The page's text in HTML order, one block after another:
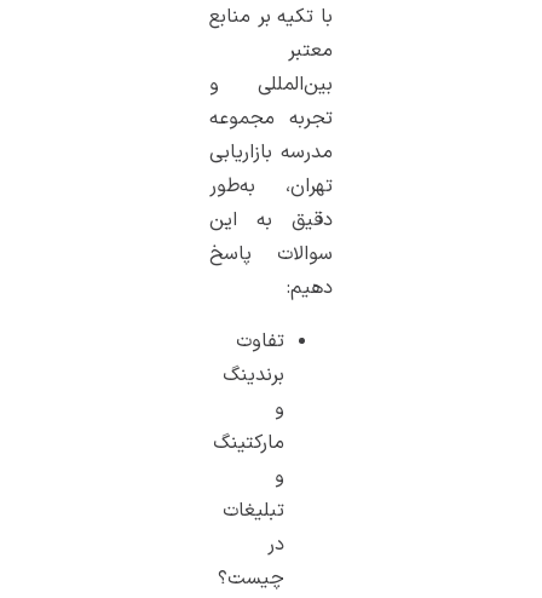
با تکیه بر منابع
معتبر
بین‌المللی و
تجربه مجموعه
مدرسه بازاریابی
تهران، به‌طور
دقیق به این
سوالات پاسخ
دهیم:
تفاوت
برندینگ
و
مارکتینگ
و
تبلیغات
در
چیست؟